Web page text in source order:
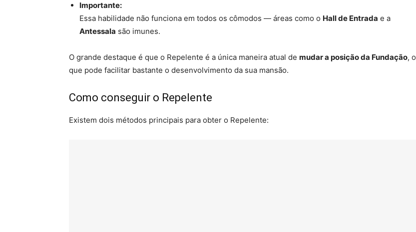
Importante:
Essa habilidade não funciona em todos os cômodos — áreas como o Hall de Entrada e a
Antessala são imunes.
O grande destaque é que o Repelente é a única maneira atual de mudar a posição da Fundação, o
que pode facilitar bastante o desenvolvimento da sua mansão.
Como conseguir o Repelente
Existem dois métodos principais para obter o Repelente: